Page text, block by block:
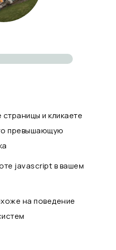
и кликаете
превышающую
javascript в вашем
на поведение